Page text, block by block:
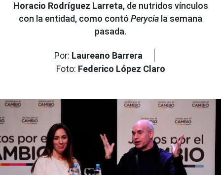
Horacio Rodríguez Larreta, de nutridos vínculos
con la entidad, como contó Perycia la semana
pasada.
Por: Laureano Barrera
Foto: Federico López Claro